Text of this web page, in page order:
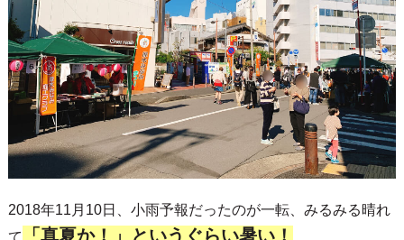
2018年11月10日、小雨予報だったのが一転、みるみる晴れ
「真夏か！」というぐらい暑い！